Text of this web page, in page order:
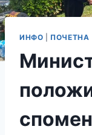
ИНФО ПОЧЕТНА